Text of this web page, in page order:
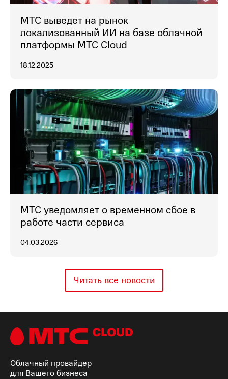
МТС выведет на рынок
локализованный ИИ на базе облачной
платформы МТС Cloud
18.12.2025
МТС уведомляет о временном сбое в
работе части сервиса
04.03.2026
Читать все новости
Облачный провайдер
для Вашего бизнеса